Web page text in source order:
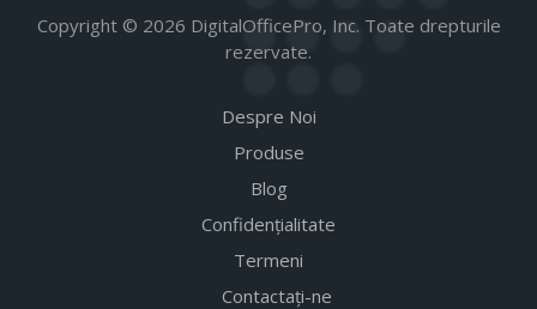
Copyright © 2026 DigitalOfficePro, Inc. Toate drepturile
rezervate.
Despre Noi
Produse
Blog
Confidențialitate
Termeni
Contactați-ne